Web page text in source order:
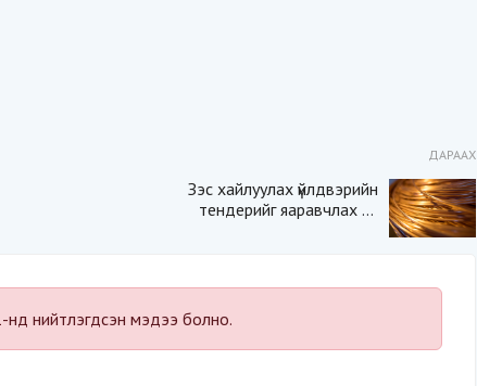
ДАРААХ
Зэс хайлуулах үйлдвэрийн
тендерийг яаравчлах нь
нийтлэгдсэн мэдээ болно.